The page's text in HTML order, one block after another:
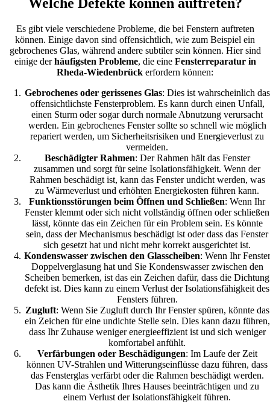
Welche Defekte können auftreten?
Es gibt viele verschiedene Probleme, die bei Fenstern auftreten
können. Einige davon sind offensichtlich, wie zum Beispiel ein
gebrochenes Glas, während andere subtiler sein können. Hier sind
einige derhäufigsten Probleme, die eine Fensterreparatur in
Rheda-Wiedenbrück erfordern können:
Gebrochenes oder gerissenes Glas: Dies ist wahrscheinlich das
offensichtlichste Fensterproblem. Es kann durch einen Unfall,
einen Sturm oder sogar durch normale Abnutzung verursacht
werden. Ein gebrochenes Fenster sollte so schnell wie möglich
repariert werden, um Sicherheitsrisiken und Energieverlust zu
vermeiden.
Beschädigter Rahmen: Der Rahmen hält das Fenster
zusammen und sorgt für seine Isolationsfähigkeit. Wenn der
Rahmen beschädigt ist, kann das Fenster undicht werden, was
zu Wärmeverlust und erhöhten Energiekosten führen kann.
Funktionsstörungen beim Öffnen und Schließen: Wenn Ihr
Fenster klemmt oder sich nicht vollständig öffnen oder schließen
lässt, könnte das ein Zeichen für ein Problem sein. Es könnte
sein, dass der Mechanismus beschädigt ist oder dass das Fenster
sich gesetzt hat und nicht mehr korrekt ausgerichtet ist.
Kondenswasser zwischen den Glasscheiben: Wenn Ihr Fenster
Doppelverglasung hat und Sie Kondenswasser zwischen den
Scheiben bemerken, ist das ein Zeichen dafür, dass die Dichtung
defekt ist. Dies kann zu einem Verlust der Isolationsfähigkeit des
Fensters führen.
Zugluft: Wenn Sie Zugluft durch Ihr Fenster spüren, könnte das
ein Zeichen für eine undichte Stelle sein. Dies kann dazu führen,
dass Ihr Zuhause weniger energieeffizient ist und sich weniger
komfortabel anfühlt.
Verfärbungen oder Beschädigungen: Im Laufe der Zeit
können UV-Strahlen und Witterungseinflüsse dazu führen, dass
das Fensterglas verfärbt oder die Rahmen beschädigt werden.
Das kann die Ästhetik Ihres Hauses beeinträchtigen und zu
einem Verlust der Isolationsfähigkeit führen.